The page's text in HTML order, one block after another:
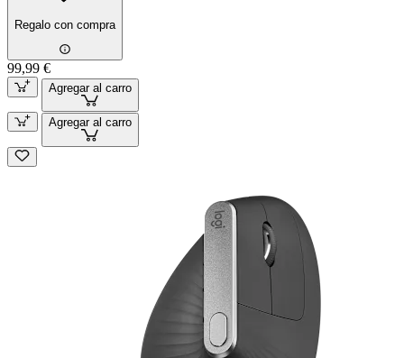
Regalo con compra
99,99 €
Agregar al carro
Agregar al carro